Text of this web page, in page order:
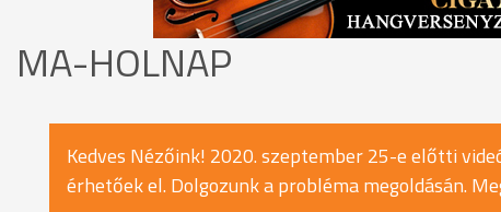
MA-HOLNAP
Kedves Nézőink! 2020. szeptember 25-e előtti
érhetőek el. Dolgozunk a probléma megoldásán.